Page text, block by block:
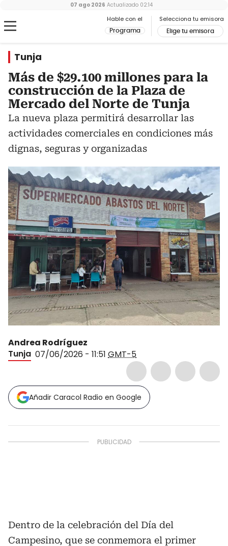
Hable con el
Programa
Selecciona tu emisora
Elige tu emisora
07 ago 2026 Actualizado 02:14
Tunja
Más de $29.100 millones para la
construcción de la Plaza de
Mercado del Norte de Tunja
La nueva plaza permitirá desarrollar las
actividades comerciales en condiciones más
dignas, seguras y organizadas
Andrea Rodríguez
Tunja 07/06/2026 - 11:51 GMT-5
Añadir Caracol Radio en Google
Dentro de la celebración del Día del
Campesino, que se conmemora el primer